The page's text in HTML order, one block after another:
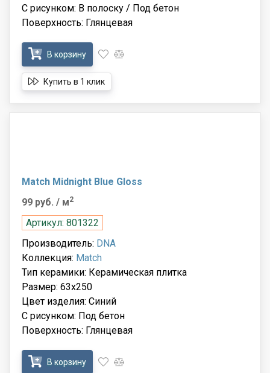
С рисунком: В полоску / Под бетон
Поверхность: Глянцевая
В корзину
Купить в 1 клик
Match Midnight Blue Gloss
99 руб. / м2
Артикул: 801322
Производитель: DNA
Коллекция: Match
Тип керамики: Керамическая плитка
Размер: 63x250
Цвет изделия: Синий
С рисунком: Под бетон
Поверхность: Глянцевая
В корзину